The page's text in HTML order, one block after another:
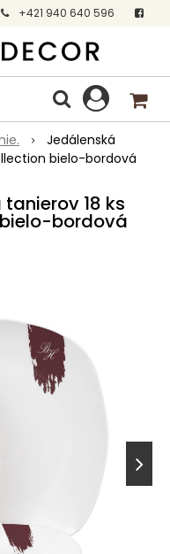
+421 940 640 596
Jedálenská
bielo-bordová
18 ks
bordová